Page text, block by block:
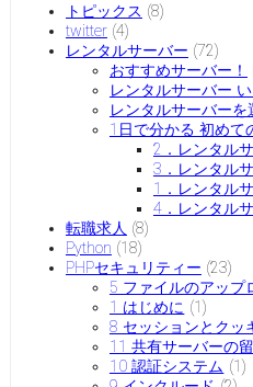
トピックス (8)
twitter(4)
レンタルサーバー (72)
おすすめサーバー！
レンタルサーバー
レンタルサーバーを
1日で分かる 初めて
2．レンタル
3．レンタル
1．レンタル
4．レンタル
転職求人 (8)
Python (18)
PHPセキュリティー (23)
5 ファイルのアップ
1 はじめに (1)
8 セッションとクッ
11 共有サーバーの
10 認証システム (1)